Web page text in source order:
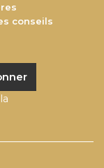
conseils